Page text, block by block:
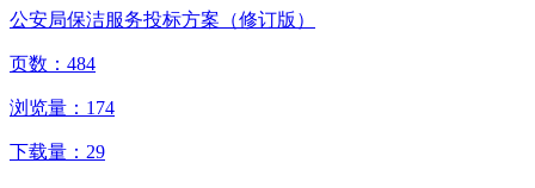
公安局保洁服务投标方案（修订版）
页数： 484
浏览量： 174
下载量： 29